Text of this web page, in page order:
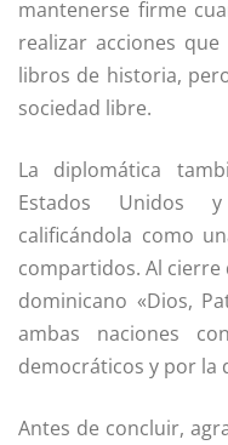
mantenerse firme
realizar acciones
libros de historia,
sociedad libre.
La diplomática
Estados Unidos
calificándola como
compartidos. Al cierre
dominicano «Dios,
ambas naciones
democráticos y por la
Antes de concluir,